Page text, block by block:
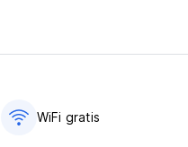
WiFi gratis